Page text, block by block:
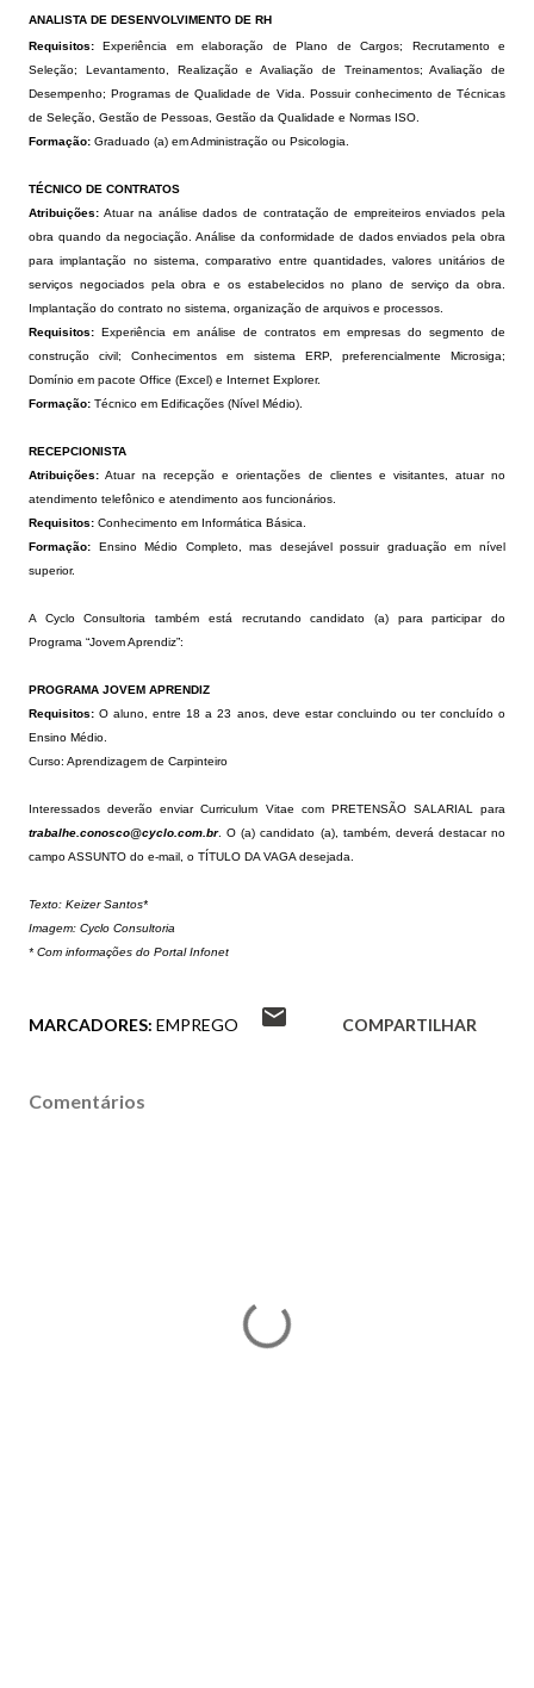
ANALISTA DE DESENVOLVIMENTO DE RH
Requisitos: Experiência em elaboração de Plano de Cargos; Recrutamento e
Seleção; Levantamento, Realização e Avaliação de Treinamentos; Avaliação de
Desempenho; Programas de Qualidade de Vida. Possuir conhecimento de Técnicas
de Seleção, Gestão de Pessoas, Gestão da Qualidade e Normas ISO.
Formação: Graduado (a) em Administração ou Psicologia.
TÉCNICO DE CONTRATOS
Atribuições: Atuar na análise dados de contratação de empreiteiros enviados pela
obra quando da negociação. Análise da conformidade de dados enviados pela obra
para implantação no sistema, comparativo entre quantidades, valores unitários de
serviços negociados pela obra e os estabelecidos no plano de serviço da obra.
Implantação do contrato no sistema, organização de arquivos e processos.
Requisitos: Experiência em análise de contratos em empresas do segmento de
construção civil; Conhecimentos em sistema ERP, preferencialmente Microsiga;
Domínio em pacote Office (Excel) e Internet Explorer.
Formação: Técnico em Edificações (Nível Médio).
RECEPCIONISTA
Atribuições: Atuar na recepção e orientações de clientes e visitantes, atuar no
atendimento telefônico e atendimento aos funcionários.
Requisitos: Conhecimento em Informática Básica.
Formação: Ensino Médio Completo, mas desejável possuir graduação em nível
superior.
A Cyclo Consultoria também está recrutando candidato (a) para participar do
Programa “Jovem Aprendiz”:
PROGRAMA JOVEM APRENDIZ
Requisitos: O aluno, entre 18 a 23 anos, deve estar concluindo ou ter concluído o
Ensino Médio.
Curso: Aprendizagem de Carpinteiro
Interessados deverão enviar Curriculum Vitae com PRETENSÃO SALARIAL para
trabalhe.conosco@cyclo.com.br. O (a) candidato (a), também, deverá destacar no
campo ASSUNTO do e-mail, o TÍTULO DA VAGA desejada.
Texto: Keizer Santos*
Imagem: Cyclo Consultoria
* Com informações do Portal Infonet
MARCADORES: EMPREGO COMPARTILHAR
Comentários